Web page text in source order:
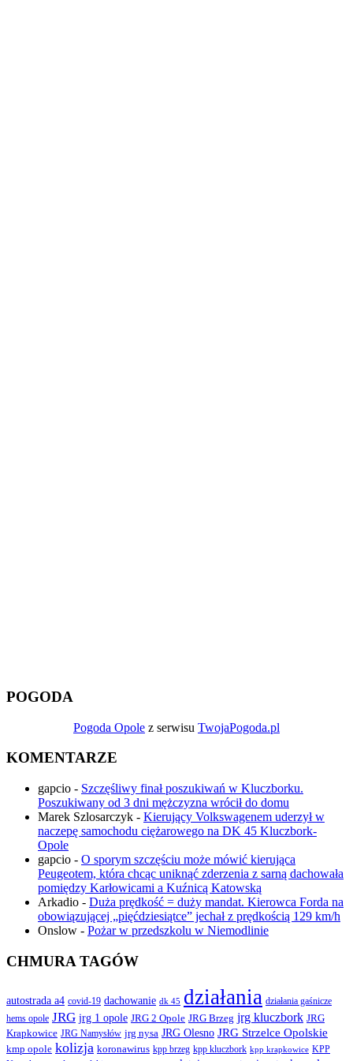
POGODA
Pogoda Opole z serwisu TwojaPogoda.pl
KOMENTARZE
gapcio - Szczęśliwy finał poszukiwań w Kluczborku.
Poszukiwany od 3 dni mężczyzna wrócił do domu
Marek Szlosarczyk - Kierujący Volkswagenem uderzył w
naczepę samochodu ciężarowego na DK 45 Kluczbork-
Opole
gapcio - O sporym szczęściu może mówić kierująca
Peugeotem, która chcąc uniknąć zderzenia z sarną dachowała
pomiędzy Karłowicami a Kuźnicą Katowską
Arkadio - Duża prędkość = duży mandat. Kierowca Forda na
obowiązującej „pięćdziesiątce” jechał z prędkością 129 km/h
Onslow - Pożar w przedszkolu w Niemodlinie
CHMURA TAGÓW
autostrada a4 covid-19 dachowanie dk 45 działania działania gaśnicze
hems opole JRG jrg 1 opole JRG 2 Opole JRG Brzeg jrg kluczbork JRG
Krapkowice JRG Namysłów jrg nysa JRG Olesno JRG Strzelce Opolskie
kmp opole kolizja koronawirus kpp brzeg kpp kluczbork kpp krapkowice KPP